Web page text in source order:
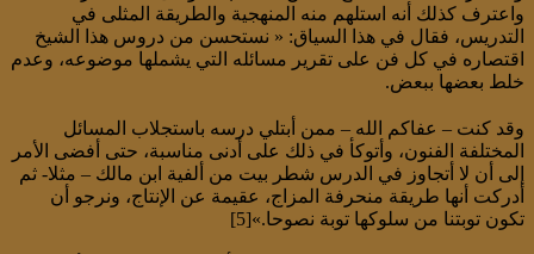
واعترف كذلك أنه استلهم منه المنهجية والطريقة المثلى في
التدريس، فقال في هذا السياق: « نستحسن من دروس هذا الشيخ
اقتصاره في كل فن على تقرير مسائله التي يشملها موضوعه، وعدم
خلط بعضها ببعض.
وقد كنت – عفاكم الله – ممن أبتلي درسه باستجلاب المسائل
المختلفة الفنون، وأتوكأ في ذلك على أدنى مناسبة، حتى أفضى الأمر
إلى أن لا أتجاوز في الدرس شطر بيت من ألفية ابن مالك – مثلا- ثم
أدركت أنها طريقة منحرفة المزاج، عقيمة عن الإنتاج، ونرجو أن
تكون توبتنا من سلوكها توبة نصوحا.»[5]